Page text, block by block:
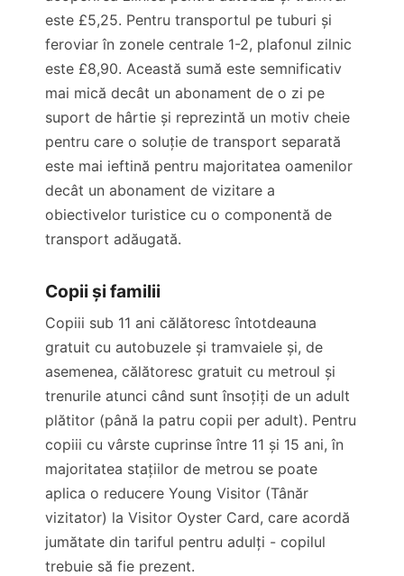
este £5,25. Pentru transportul pe tuburi și
feroviar în zonele centrale 1-2, plafonul zilnic
este £8,90. Această sumă este semnificativ
mai mică decât un abonament de o zi pe
suport de hârtie și reprezintă un motiv cheie
pentru care o soluție de transport separată
este mai ieftină pentru majoritatea oamenilor
decât un abonament de vizitare a
obiectivelor turistice cu o componentă de
transport adăugată.
Copii și familii
Copiii sub 11 ani călătoresc întotdeauna
gratuit cu autobuzele și tramvaiele și, de
asemenea, călătoresc gratuit cu metroul și
trenurile atunci când sunt însoțiți de un adult
plătitor (până la patru copii per adult). Pentru
copiii cu vârste cuprinse între 11 și 15 ani, în
majoritatea stațiilor de metrou se poate
aplica o reducere Young Visitor (Tânăr
vizitator) la Visitor Oyster Card, care acordă
jumătate din tariful pentru adulți - copilul
trebuie să fie prezent.